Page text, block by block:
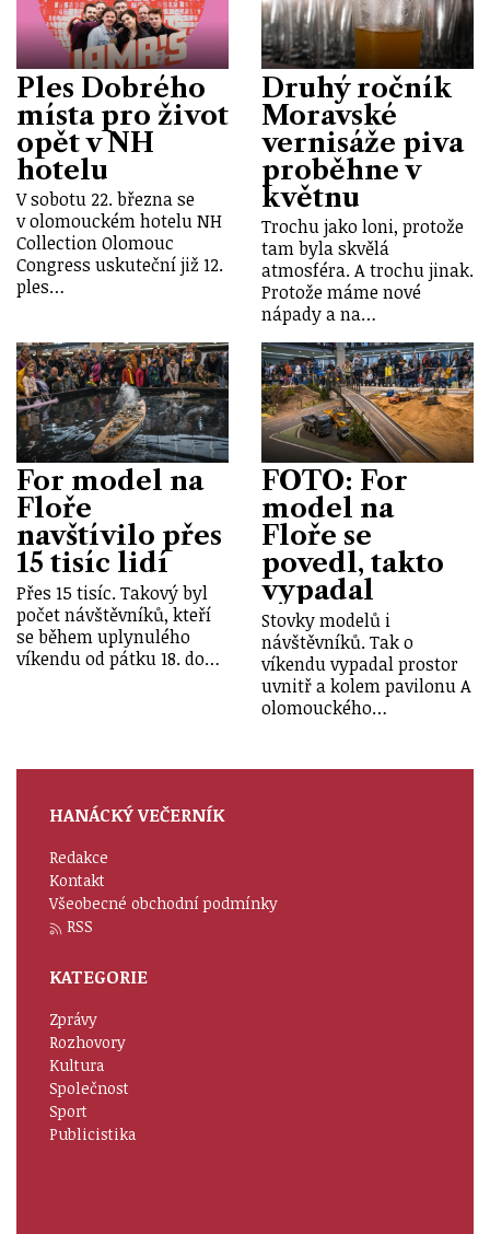
Ples Dobrého
místa pro život
opět v NH
hotelu
V sobotu 22. března se
v olomouckém hotelu NH
Collection Olomouc
Congress uskuteční již 12.
ples…
Druhý ročník
Moravské
vernisáže piva
proběhne v
květnu
Trochu jako loni, protože
tam byla skvělá
atmosféra. A trochu jinak.
Protože máme nové
nápady a na…
For model na
Floře
navštívilo přes
15 tisíc lidí
Přes 15 tisíc. Takový byl
počet návštěvníků, kteří
se během uplynulého
víkendu od pátku 18. do…
FOTO: For
model na
Floře se
povedl, takto
vypadal
Stovky modelů i
návštěvníků. Tak o
víkendu vypadal prostor
uvnitř a kolem pavilonu A
olomouckého…
HANÁCKÝ VEČERNÍK
Redakce
Kontakt
Všeobecné obchodní podmínky
RSS
KATEGORIE
Zprávy
Rozhovory
Kultura
Společnost
Sport
Publicistika